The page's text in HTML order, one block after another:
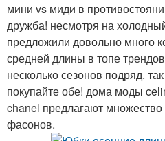
мини vs миди в
дружба! несмотря на
предложили довольно много
средней длины в топе
несколько сезонов подряд.
покупайте обе! дома моды
chanel предлагают
фасонов.